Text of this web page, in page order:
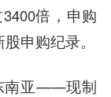
倍，申购
申购纪录。
南亚——现制